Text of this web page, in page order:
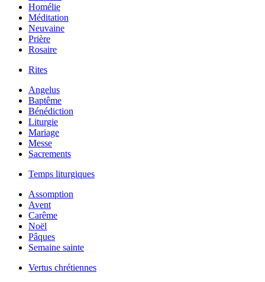
Homélie
Méditation
Neuvaine
Prière
Rosaire
Rites
Angelus
Baptême
Bénédiction
Liturgie
Mariage
Messe
Sacrements
Temps liturgiques
Assomption
Avent
Carême
Noël
Pâques
Semaine sainte
Vertus chrétiennes